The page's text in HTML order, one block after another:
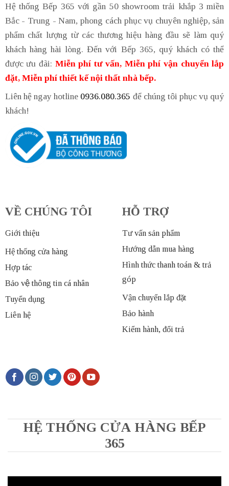
Hệ thống Bếp 365 với gần 50 showroom trải khắp 3 miền
Bắc - Trung - Nam, phong cách phục vụ chuyên nghiệp, sản
phẩm chất lượng từ các thương hiệu hàng đầu sẽ làm quý
khách hàng hài lòng. Đến với Bếp 365, quý khách có thể
được ưu đãi: Miễn phí tư vấn, Miễn phí vận chuyển lắp
đặt, Miễn phí thiết kế nội thất nhà bếp.
Liên hệ ngay hotline 0936.080.365 để chúng tôi phục vụ quý
khách!
VỀ CHÚNG TÔI
Giới thiệu
Hệ thống cửa hàng
Hợp tác
Bảo vệ thông tin cá nhân
Tuyển dụng
Liên hệ
HỖ TRỢ
Tư vấn sản phẩm
Hướng dẫn mua hàng
Hình thức thanh toán & trả
góp
Vận chuyển lắp đặt
Bảo hành
Kiểm hành, đổi trả
HỆ THỐNG CỬA HÀNG BẾP
365